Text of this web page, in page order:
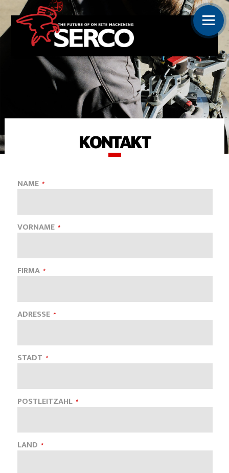
KONTAKT
NAME
VORNAME
FIRMA
ADRESSE
STADT
POSTLEITZAHL
LAND